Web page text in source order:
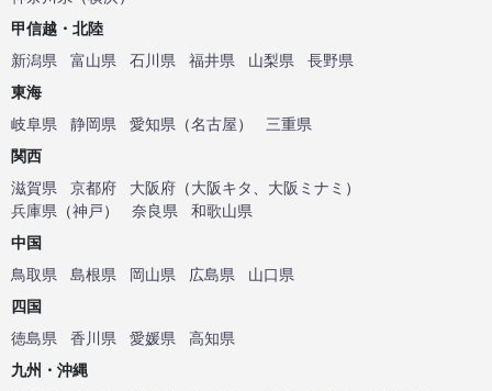
甲信越・北陸
新潟県
富山県 石川県 福井県 山梨県
長野県
東海
岐阜県
静岡県 愛知県 （名古屋）
三重県
関西
滋賀県
京都府 大阪府 （大阪キタ 大阪ミナミ ）
兵庫県 （神戸） 奈良県
和歌山県
中国
鳥取県
島根県 岡山県 広島県
山口県
四国
徳島県
香川県 愛媛県
高知県
九州・沖縄